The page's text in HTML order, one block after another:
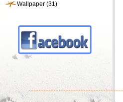
Wallpaper (31)